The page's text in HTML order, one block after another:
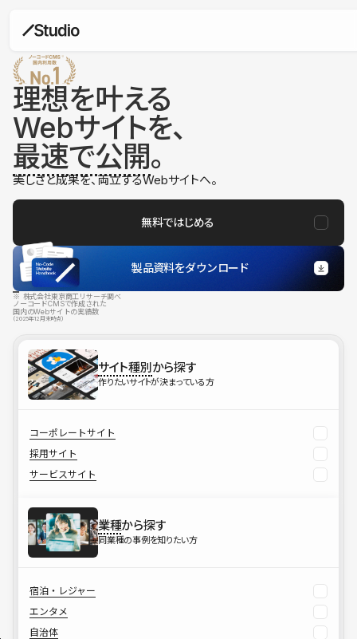
理想を叶える
Webサイトを、
最速で公開。
美しさと成果を、両立するWebサイトへ。
無料ではじめる
製品資料をダウンロード
※ 株式会社東京商工リサーチ調べ
ノーコードCMSで作成された
国内のWebサイトの実績数
（2025年12月末時点）
サイト種別から探す
作りたいサイトが決まっている方
コーポレートサイト
採用サイト
サービスサイト
業種から探す
同業種の事例を知りたい方
宿泊・レジャー
エンタメ
自治体